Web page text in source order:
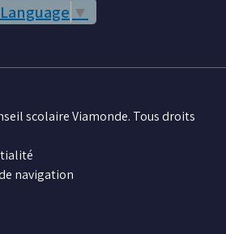
▼
scolaire Viamonde. Tous droits
navigation